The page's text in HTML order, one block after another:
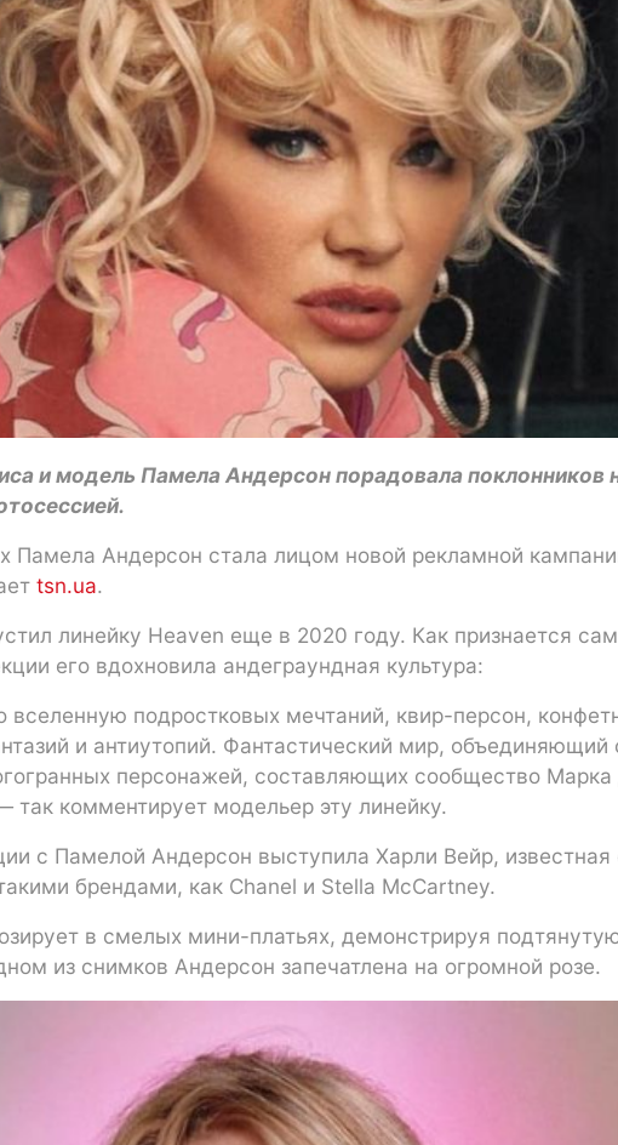
и модель Памела Андерсон порадовала поклонников
Памела Андерсон стала лицом новой рекламной
tsn.ua.
линейку Heaven еще в 2020 году. Как признается
его вдохновила андеграундная культура:
вселенную подростковых мечтаний, квир-персон,
и антиутопий. Фантастический мир, объединяющий
персонажей, составляющих сообщество
так комментирует модельер эту линейку.
с Памелой Андерсон выступила Харли Вейр, известная
брендами, как Chanel и Stella McCartney.
в смелых мини-платьях, демонстрируя
из снимков Андерсон запечатлена на огромной розе.